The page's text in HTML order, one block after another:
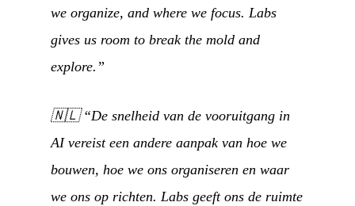
we organize, and where we focus. Labs
gives us room to break the mold and
explore.”
🇳🇱“De snelheid van de vooruitgang in
AI vereist een andere aanpak van hoe we
bouwen, hoe we ons organiseren en waar
we ons op richten. Labs geeft ons de ruimte